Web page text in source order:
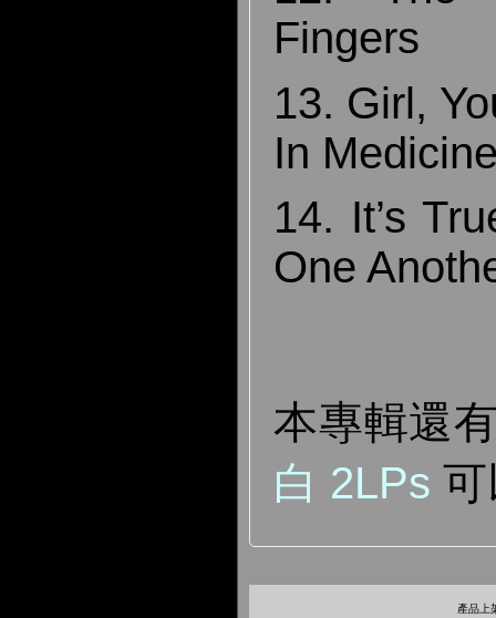
Fingers
13. Girl,
In
14. It’s
One
本專輯還
白 2LPs
產品上